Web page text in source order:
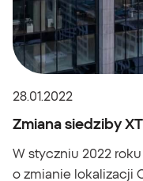
28.01.2022
Zmiana siedziby
W styczniu 2022
o zmianie lokalizacji